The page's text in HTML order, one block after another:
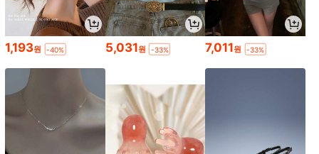
1,193원 -40% 5,031원 -33% 7,011원 -33%